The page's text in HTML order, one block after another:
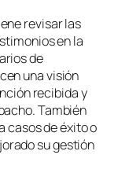
revisar las
en la
de
una visión
recibida y
También
casos de éxito o
su gestión